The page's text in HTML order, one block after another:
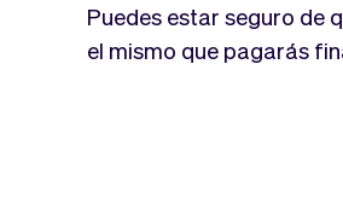
Puedes estar seguro de
el mismo que pagarás